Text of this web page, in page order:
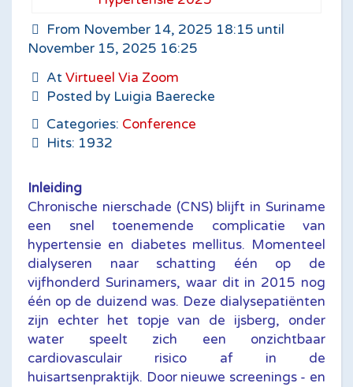
From November 14, 2025 18:15 until
November 15, 2025 16:25
AtVirtueel Via Zoom
Posted by Luigia Baerecke
Categories: Conference
Hits: 1932
Inleiding
Chronische nierschade (CNS) blijft in Suriname
een snel toenemende complicatie van
hypertensie en diabetes mellitus. Momenteel
dialyseren naar schatting één op de
vijfhonderd Surinamers, waar dit in 2015 nog
één op de duizend was. Deze dialysepatiënten
zijn echter het topje van de ijsberg, onder
water speelt zich een onzichtbaar
cardiovasculair risico af in de
huisartsenpraktijk. Door nieuwe screenings - en